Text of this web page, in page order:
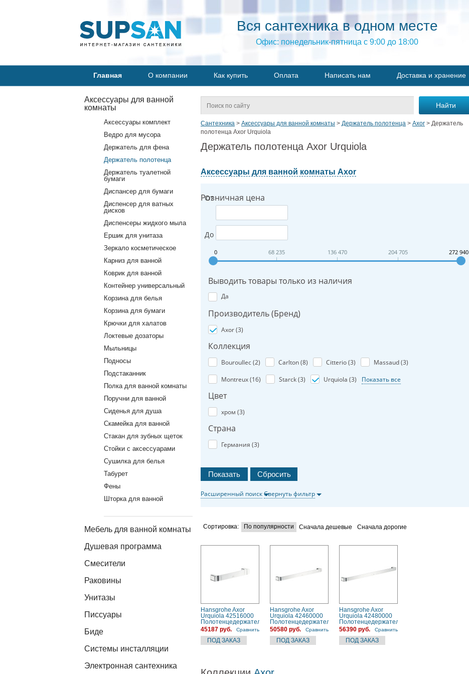
Вся сантехника в одном месте
Офис: понедельник-пятница с 9:00 до 18:00
Главная О компании Как купить Оплата Написать нам Доставка и хранение
Аксессуары для ванной
комнаты
Аксессуары комплект
Ведро для мусора
Держатель для фена
Держатель полотенца
Держатель туалетной
бумаги
Диспансер для бумаги
Диспенсер для ватных
дисков
Диспенсеры жидкого мыла
Ершик для унитаза
Зеркало косметическое
Карниз для ванной
Коврик для ванной
Контейнер универсальный
Корзина для белья
Корзина для бумаги
Крючки для халатов
Локтевые дозаторы
Мыльницы
Подносы
Подстаканник
Полка для ванной комнаты
Поручни для ванной
Сиденья для душа
Скамейка для ванной
Стакан для зубных щеток
Стойки с аксессуарами
Сушилка для белья
Табурет
Фены
Шторка для ванной
Мебель для ванной комнаты
Душевая программа
Смесители
Раковины
Унитазы
Писсуары
Биде
Системы инсталляции
Электронная сантехника
Сантехника > Аксессуары для ванной комнаты > Держатель полотенца > Axor > Держатель
полотенца Axor Urquiola
Держатель полотенца Axor Urquiola
Аксессуары для ванной комнаты Axor
Розничная цена
От
До
0 68 235 136 470 204 705 272 940
Выводить товары только из наличия
Да
Производитель (Бренд)
Axor (3)
Коллекция
Bouroullec (2) Carlton (8) Citterio (3) Massaud (3)
Montreux (16) Starck (3) Urquiola (3) Показать все
Цвет
хром (3)
Страна
Германия (3)
Расширенный поискСвернуть фильтр
Сортировка: По популярности Сначала дешевые Сначала дорогие
Hansgrohe Axor
Urquiola 42516000
Полотенцедержатель
(хром)
45187 руб. Сравнить
Hansgrohe Axor
Urquiola 42460000
Полотенцедержатель
50580 руб.
Сравнить
Hansgrohe Axor
Urquiola 42480000
Полотенцедержатель
56390 руб.
Сравнить